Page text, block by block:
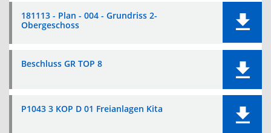
181113 - Plan - 004 - Grundriss 2-
Obergeschoss
Beschluss GR TOP 8
P1043 3 KOP D 01 Freianlagen Kita